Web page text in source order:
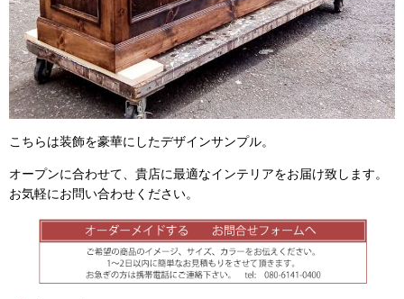
こちらは装飾を豪華にしたデザインサンプル。
オープンに合わせて、貴店に最適なインテリアをお届け致します。
お気軽にお問い合わせください。